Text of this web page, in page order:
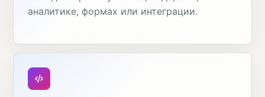
аналитике, формах или интеграции.